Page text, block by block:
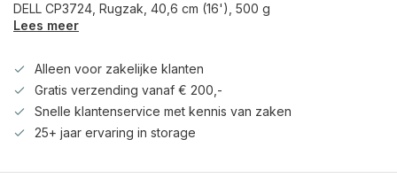
DELL CP3724, Rugzak, 40,6 cm (16'), 500 g
Lees meer
Alleen voor zakelijke klanten
Gratis verzending vanaf € 200,-
Snelle klantenservice met kennis van zaken
25+ jaar ervaring in storage